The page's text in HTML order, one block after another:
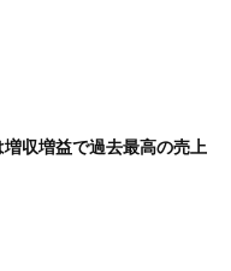
収増益で過去最高の売上